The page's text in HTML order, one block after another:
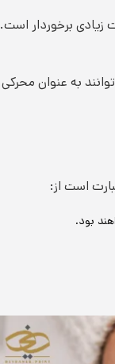
زیادی برخوردار است.
به عنوان محرکی
است از:
بود.